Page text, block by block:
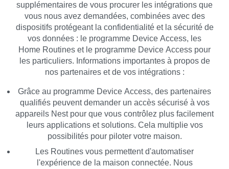
supplémentaires de vous procurer les intégrations que
vous nous avez demandées, combinées avec des
dispositifs protégeant la confidentialité et la sécurité de
vos données : le programme Device Access, les
Home Routines et le programme Device Access pour
les particuliers. Informations importantes à propos de
nos partenaires et de vos intégrations :
Grâce au programme Device Access, des partenaires
qualifiés peuvent demander un accès sécurisé à vos
appareils Nest pour que vous contrôlez plus facilement
leurs applications et solutions. Cela multiplie vos
possibilités pour piloter votre maison.
Les Routines vous permettent d'automatiser
l'expérience de la maison connectée. Nous